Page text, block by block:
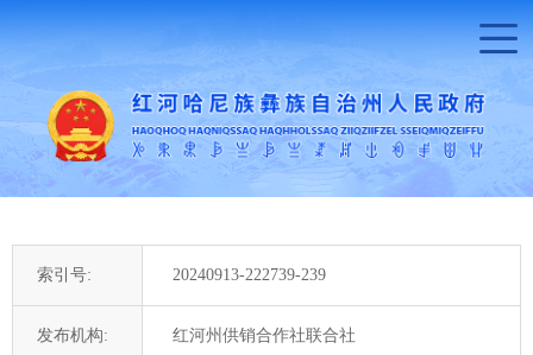
索引号: 20240913-222739-239
发布机构: 红河州供销合作社联合社